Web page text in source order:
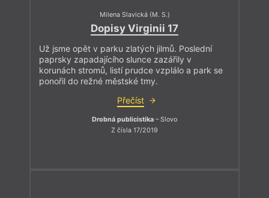
Milena Slavická (M. S.)
Dopisy Virginii 17
Už jsme opět v parku zlatých jilmů. Poslední
paprsky zapadajícího slunce zazářily v
korunách stromů, listí prudce vzplálo a park se
ponořil do režné městské tmy.
Přečíst
Drobná publicistika – Slovo
Z čísla 17/2019